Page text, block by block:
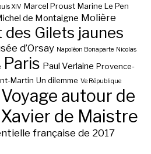
XIV Marcel Proust Marine Le Pen
de Montaigne Molière
Gilets jaunes
d’Orsay Napoléon Bonaparte Nicolas
Paris Paul Verlaine Provence-
Martin Un dilemme Ve République
Voyage autour de
Xavier de Maistre
française de 2017